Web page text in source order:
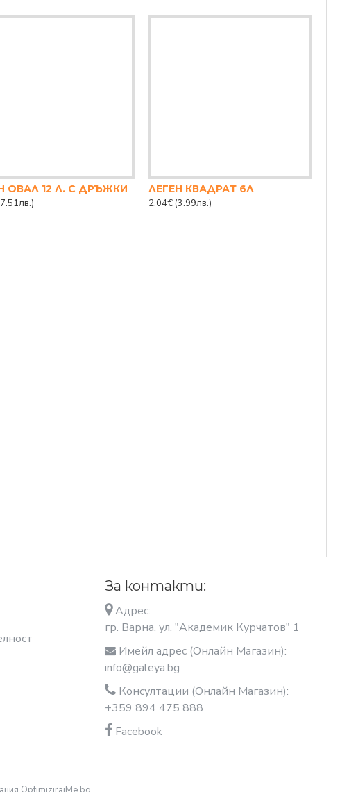
ОВАЛ 12 Л. С ДРЪЖКИ
ЛЕГЕН КВАДРАТ 6Л
2.04€ (3.99лв.)
За контакти:
Адрес:
гр. Варна, ул. "Академик Курчатов" 1
Имейл адрес (Онлайн Магазин):
info@galeya.bg
Консултации (Онлайн Магазин):
+359 894 475 888
Facebook